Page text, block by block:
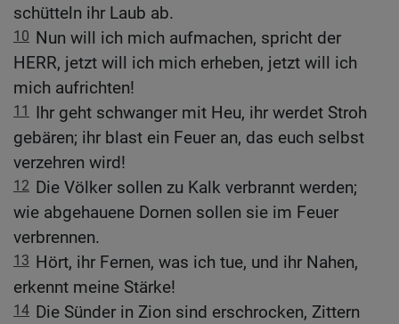
schütteln ihr Laub ab.
10 Nun will ich mich aufmachen, spricht der
HERR, jetzt will ich mich erheben, jetzt will ich
mich aufrichten!
11
Ihr geht schwanger mit Heu, ihr werdet Stroh
gebären; ihr blast ein Feuer an, das euch selbst
verzehren wird!
12 Die Völker sollen zu Kalk verbrannt werden;
wie abgehauene Dornen sollen sie im Feuer
verbrennen.
13 Hört, ihr Fernen, was ich tue, und ihr Nahen,
erkennt meine Stärke!
14 Die Sünder in Zion sind erschrocken, Zittern